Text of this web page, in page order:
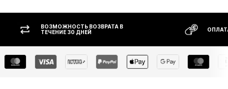
ВОЗМОЖНОСТЬ ВОЗВРАТА В
ТЕЧЕНИЕ 30 ДНЕЙ